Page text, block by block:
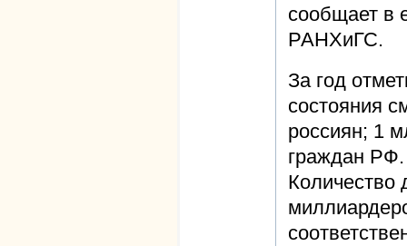
сообщает в
РАНХиГС.
За год
состояния
россиян; 1
граждан РФ.
Количество